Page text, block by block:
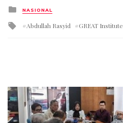
Posted
in
NASIONAL
Tagged
Abdullah Rasyid GREAT Institute